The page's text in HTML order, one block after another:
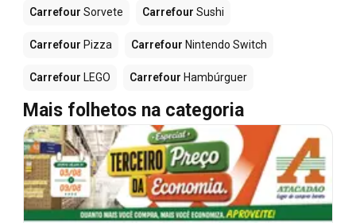
Carrefour Sorvete Carrefour Sushi
Carrefour Pizza Carrefour Nintendo Switch
Carrefour LEGO Carrefour Hambúrguer
Mais folhetos na categoria